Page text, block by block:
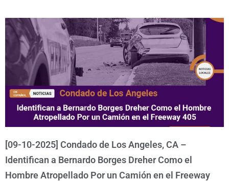
[09-10-2025] Condado de Los Angeles, CA –
Identifican a Bernardo Borges Dreher Como el
Hombre Atropellado Por un Camión en el Freeway